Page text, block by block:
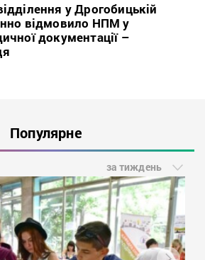
у Дрогобицькій
відмовило НПМ у
документації –
Популярне
за тиждень